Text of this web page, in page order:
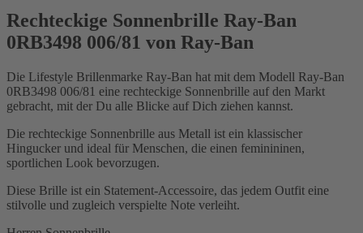
Rechteckige Sonnenbrille Ray-Ban
0RB3498 006/81 von Ray-Ban
Die Lifestyle Brillenmarke Ray-Ban hat mit dem Modell Ray-Ban
0RB3498 006/81 eine rechteckige Sonnenbrille auf den Markt
gebracht, mit der Du alle Blicke auf Dich ziehen kannst.
Die rechteckige Sonnenbrille aus Metall ist ein klassischer
Hingucker und ideal für Menschen, die einen feminininen,
sportlichen Look bevorzugen.
Diese Brille ist ein Statement-Accessoire, das jedem Outfit eine
stilvolle und zugleich verspielte Note verleiht.